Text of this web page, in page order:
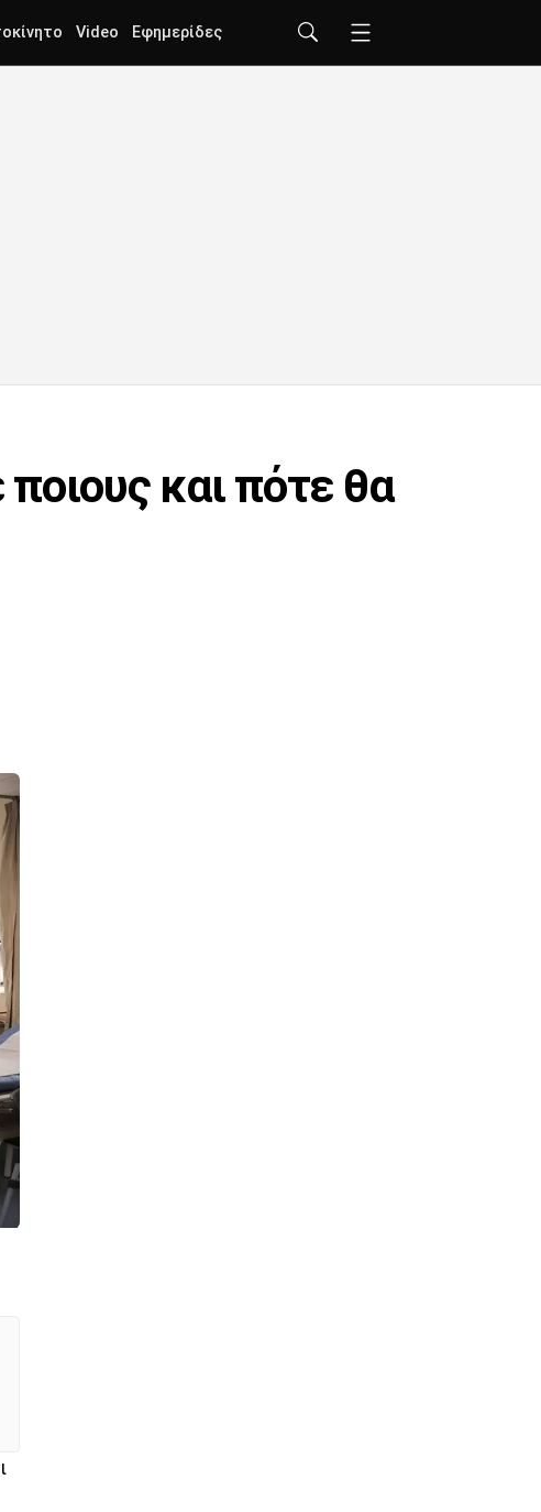
Video Εφημερίδες
και πότε θα